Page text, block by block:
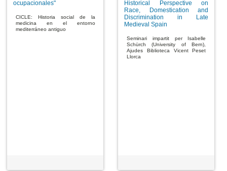
ocupacionales"
CICLE: Historia social de la
medicina en el entorno
mediterráneo antiguo
Historical Perspective on
Race, Domestication and
Discrimination in Late
Medieval Spain
Seminari impartit per Isabelle
Schürch (University of Bern),
Ajudes Biblioteca Vicent Peset
Llorca